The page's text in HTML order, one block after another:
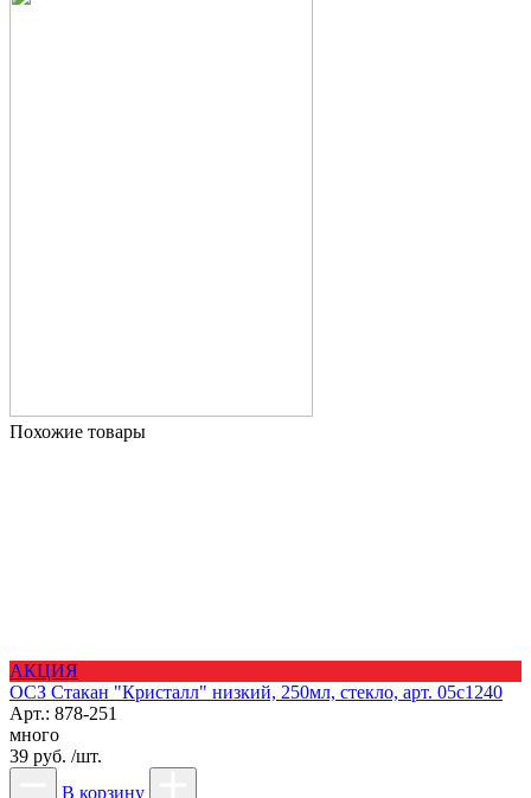
Похожие товары
АКЦИЯ
ОСЗ Стакан "Кристалл" низкий, 250мл, стекло, арт. 05с1240
Арт.: 878-251
много
39 руб. /шт.
В корзину